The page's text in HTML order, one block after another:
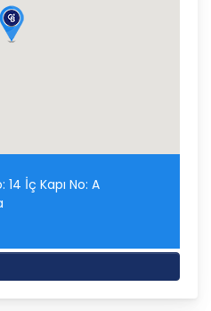
14 İç Kapı No: A